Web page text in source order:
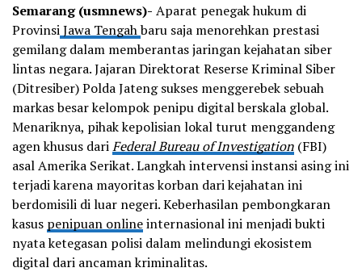
Semarang (usmnews)- Aparat penegak hukum di
ProvinsiJawa Tengahbaru saja menorehkan prestasi
gemilang dalam memberantas jaringan kejahatan siber
lintas negara. Jajaran Direktorat Reserse Kriminal Siber
(Ditresiber) Polda Jateng sukses menggerebek sebuah
markas besar kelompok penipu digital berskala global.
Menariknya, pihak kepolisian lokal turut menggandeng
agen khusus dariFederal Bureau of Investigation (FBI)
asal Amerika Serikat. Langkah intervensi instansi asing ini
terjadi karena mayoritas korban dari kejahatan ini
berdomisili di luar negeri. Keberhasilan pembongkaran
kasus penipuan onlineinternasional ini menjadi bukti
nyata ketegasan polisi dalam melindungi ekosistem
digital dari ancaman kriminalitas.